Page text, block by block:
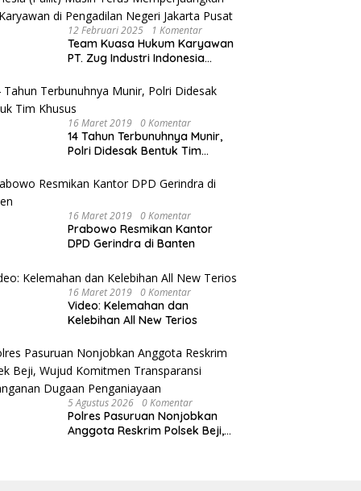
12 Februari 2025 1 Komentar
Team Kuasa Hukum Karyawan
PT. Zug Industri Indonesia
Memperjuangkan Hak
Karyawan di Pengadilan Negeri
Jakarta Pusat
16 Maret 2019 0 Komentar
14 Tahun Terbunuhnya Munir,
Polri Didesak Bentuk Tim
16 Maret 2019 0 Komentar
Prabowo Resmikan Kantor
DPD Gerindra di Banten
16 Maret 2019 0 Komentar
Video: Kelemahan dan
Kelebihan All New Terios
5 Agustus 2026 0 Komentar
Polres Pasuruan Nonjobkan
Anggota Reskrim Polsek Beji,